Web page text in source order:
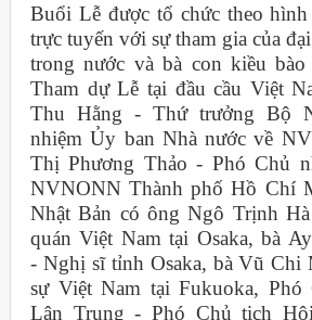
Buổi Lễ được tổ chức theo
trực tuyến với sự tham gia của
trong nước và bà con kiều
Tham dự Lễ tại đầu cầu Việt
Thu Hằng - Thứ trưởng Bộ
nhiệm Ủy ban Nhà nước về
Thị Phương Thảo - Phó Chủ
NVNONN Thành phố Hồ Chí
Nhật Bản có ông Ngô Trịnh
quán Việt Nam tại Osaka, bà
- Nghị sĩ tỉnh Osaka, bà Vũ Chi
sự Việt Nam tại Fukuoka, Phó
Lân Trung - Phó Chủ tịch